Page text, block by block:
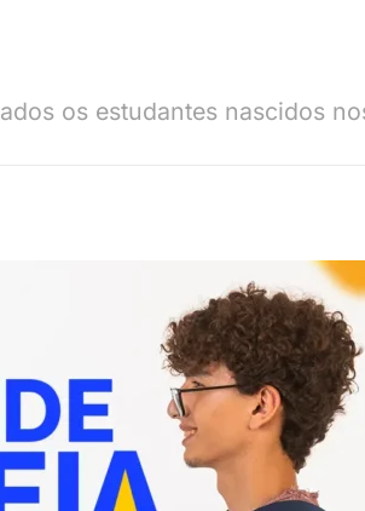
os estudantes nascidos